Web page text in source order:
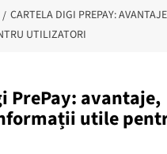
CARTELA DIGI PREPAY:
UTILIZATORI
PrePay: avantaje,
utile